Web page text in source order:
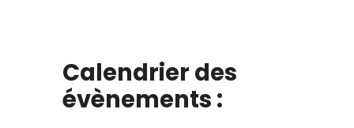
Calendrier des
évènements :